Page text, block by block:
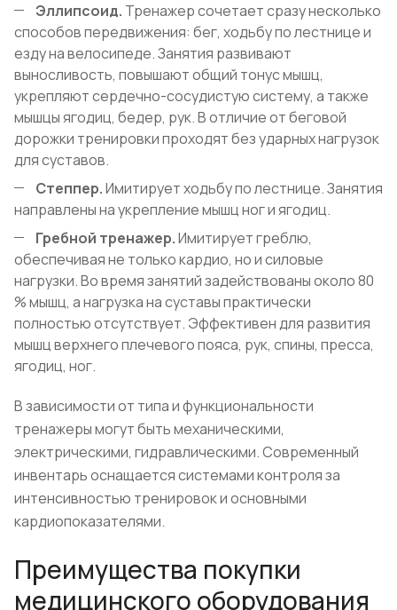
Эллипсоид. Тренажер сочетает сразу несколько
способов передвижения: бег, ходьбу по лестнице и
езду на велосипеде. Занятия развивают
выносливость, повышают общий тонус мышц,
укрепляют сердечно-сосудистую систему, а также
мышцы ягодиц, бедер, рук. В отличие от беговой
дорожки тренировки проходят без ударных нагрузок
для суставов.
Степпер.Имитирует ходьбу по лестнице. Занятия
направлены на укрепление мышц ног и ягодиц.
Гребной тренажер.Имитирует греблю,
обеспечивая не только кардио, но и силовые
нагрузки. Во время занятий задействованы около 80
% мышц, а нагрузка на суставы практически
полностью отсутствует. Эффективен для развития
мышц верхнего плечевого пояса, рук, спины, пресса,
ягодиц, ног.
В зависимости от типа и функциональности
тренажеры могут быть механическими,
электрическими, гидравлическими. Современный
инвентарь оснащается системами контроля за
интенсивностью тренировок и основными
кардиопоказателями.
Преимущества покупки
медицинского оборудования